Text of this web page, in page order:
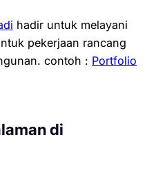
hadir untuk melayani
pekerjaan rancang
contoh : Portfolio
di